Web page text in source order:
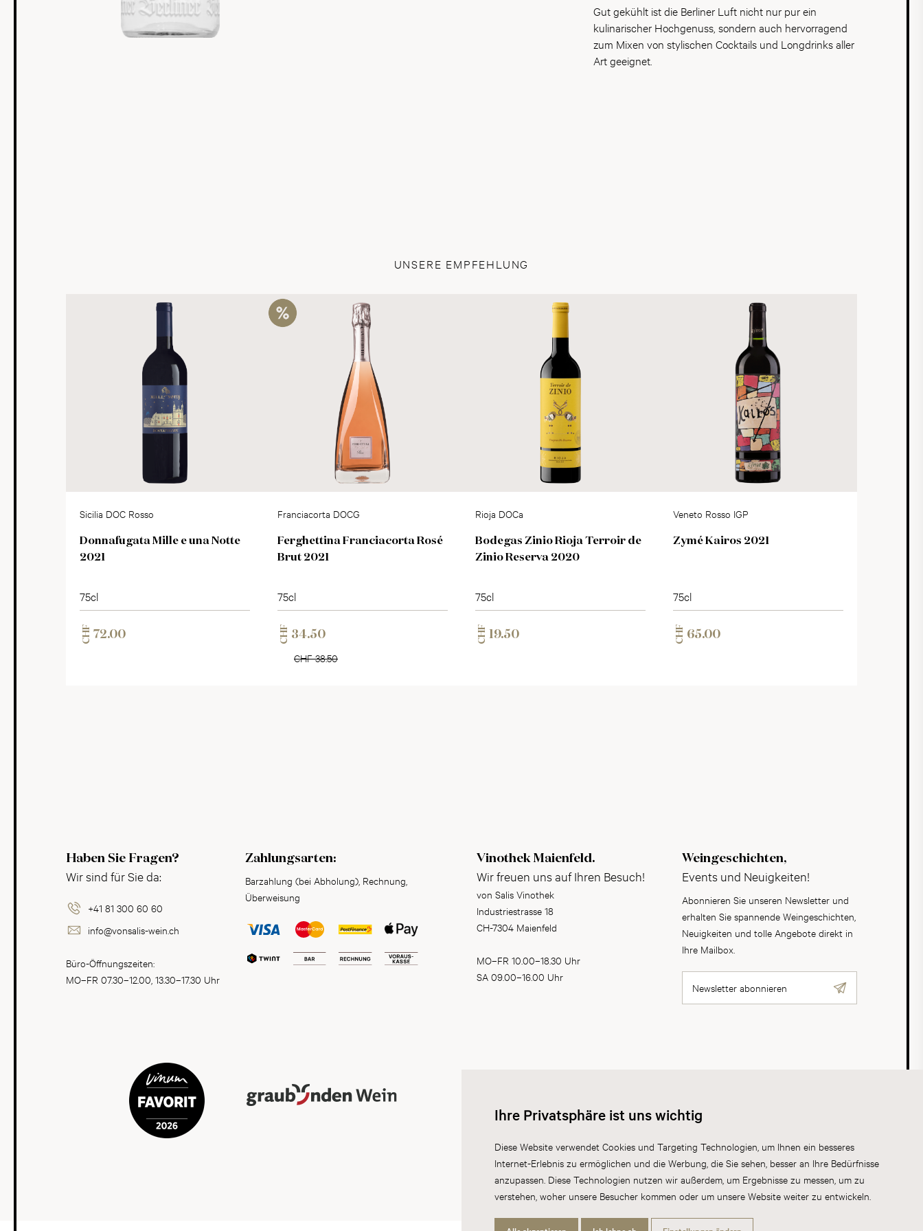
Ihre Privatsphäre ist uns wichtig
Diese Website verwendet Cookies und Targeting Technologien, um Ihnen ein besseres
Internet-Erlebnis zu ermöglichen und die Werbung, die Sie sehen, besser an Ihre Bedürfnisse
anzupassen. Diese Technologien nutzen wir außerdem, um Ergebnisse zu messen, um zu
verstehen, woher unsere Besucher kommen oder um unsere Website weiter zu entwickeln.
Gut gekühlt ist die Berliner Luft nicht nur pur ein
kulinarischer Hochgenuss, sondern auch hervorragend
zum Mixen von stylischen Cocktails und Longdrinks aller
Art geeignet.
UNSERE EMPFEHLUNG
Sicilia DOC Rosso
Donnafugata Mille e una Notte
2021
75cl
CHF 72.00
Franciacorta DOCG
Ferghettina Franciacorta Rosé
Brut 2021
75cl
CHF 34.50
CHF 38.50
Rioja DOCa
Bodegas Zinio Rioja Terroir de
Zinio Reserva 2020
75cl
CHF 19.50
Veneto Rosso IGP
Zymé Kairos 2021
75cl
CHF 65.00
Haben Sie Fragen?
Wir sind für Sie da:
+41 81 300 60 60
info@vonsalis-wein.ch
Büro-Öffnungszeiten:
MO–FR 07.30–12.00, 13.30–17.30 Uhr
Zahlungsarten:
Barzahlung (bei Abholung), Rechnung,
Überweisung
Vinothek Maienfeld.
Wir freuen uns auf Ihren Besuch!
von Salis Vinothek
Industriestrasse 18
CH-7304 Maienfeld
MO–FR 10.00–18.30 Uhr
SA 09.00–16.00 Uhr
Weingeschichten,
Events und Neuigkeiten!
Abonnieren Sie unseren Newsletter und
erhalten Sie spannende Weingeschichten,
Neuigkeiten und tolle Angebote direkt in
Ihre Mailbox.
Newsletter abonnieren